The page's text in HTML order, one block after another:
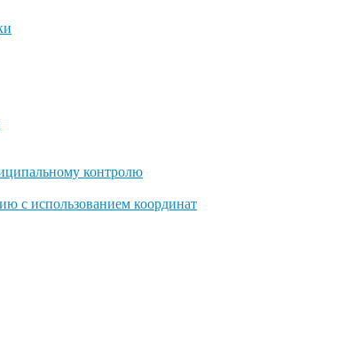
контролю
с использованием координат